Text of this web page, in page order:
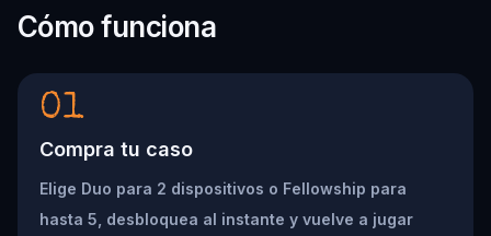
Cómo funciona
01
Compra tu caso
Elige Duo para 2 dispositivos o Fellowship para
hasta 5, desbloquea al instante y vuelve a jugar